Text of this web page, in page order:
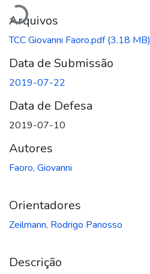
Arquivos
TCC Giovanni Faoro.pdf(3.18 MB)
Data de Submissão
2019-07-22
Data de Defesa
2019-07-10
Autores
Faoro, Giovanni
Orientadores
Zeilmann, Rodrigo Panosso
Descrição